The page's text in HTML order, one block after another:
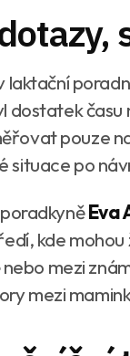
času
pouze
situace po
Eva
kde
mezi
mezi